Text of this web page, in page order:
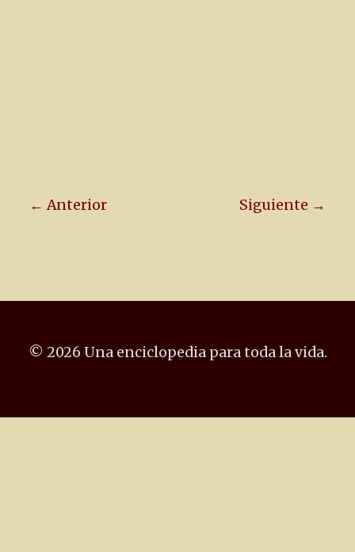
← Anterior Siguiente →
© 2026 Una enciclopedia para toda la vida.